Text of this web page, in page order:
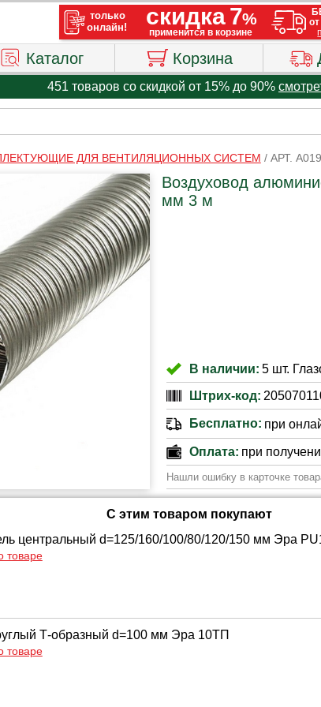
Каталог Корзина
451 товаров со скидкой от 15% до 90%
ДЛЯ ВЕНТИЛЯЦИОННЫХ СИСТЕМ / АРТ.
Воздуховод
мм 3 м
В наличии: 5 шт.
Штрих-код:
Бесплатно: при
Оплата: при
Нашли ошибку в карточке
С этим товаром покупают
центральный d=125/160/100/80/120/150 мм Эра
товаре
Т-образный d=100 мм Эра 10ТП
товаре